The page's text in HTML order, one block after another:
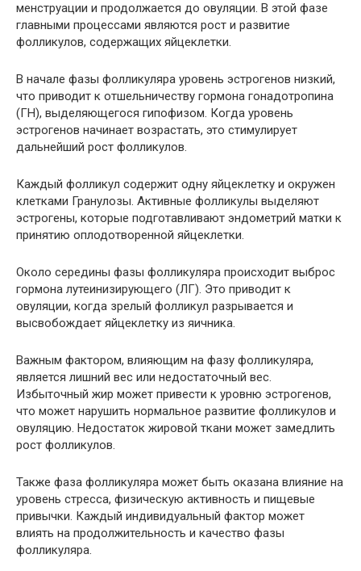
менструации и продолжается до овуляции. В этой фазе
главными процессами являются рост и развитие
фолликулов, содержащих яйцеклетки.
В начале фазы фолликуляра уровень эстрогенов низкий,
что приводит к отшельничеству гормона гонадотропина
(ГН), выделяющегося гипофизом. Когда уровень
эстрогенов начинает возрастать, это стимулирует
дальнейший рост фолликулов.
Каждый фолликул содержит одну яйцеклетку и окружен
клетками Гранулозы. Активные фолликулы выделяют
эстрогены, которые подготавливают эндометрий матки к
принятию оплодотворенной яйцеклетки.
Около середины фазы фолликуляра происходит выброс
гормона лутеинизирующего (ЛГ). Это приводит к
овуляции, когда зрелый фолликул разрывается и
высвобождает яйцеклетку из яичника.
Важным фактором, влияющим на фазу фолликуляра,
является лишний вес или недостаточный вес.
Избыточный жир может привести к уровню эстрогенов,
что может нарушить нормальное развитие фолликулов и
овуляцию. Недостаток жировой ткани может замедлить
рост фолликулов.
Также фаза фолликуляра может быть оказана влияние на
уровень стресса, физическую активность и пищевые
привычки. Каждый индивидуальный фактор может
влиять на продолжительность и качество фазы
фолликуляра.